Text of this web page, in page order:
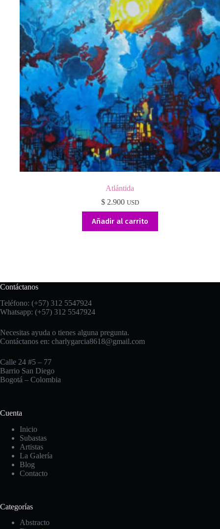
Atlántida
$2.900 USD
Añadir al carrito
Contáctanos
Teléfono: (+57) 312 5547924
Whatsapp: (+57) 312 5547924
Necesitas ayuda o tienes alguna pregunta.
Contáctanos en: charlygarcia8618@gmail.com
Calle 24 #5 – 77
Barrio San Diego
Bogotá – Colombia
Cuenta
Inicio
Subastas
Artistas
La Galería
Blog
Contacto
Categorías
Abstracto